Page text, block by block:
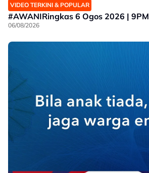
VIDEO TERKINI & POPULAR
#AWANIRingkas 6 Ogos 2026 | 9PM
06/08/2026